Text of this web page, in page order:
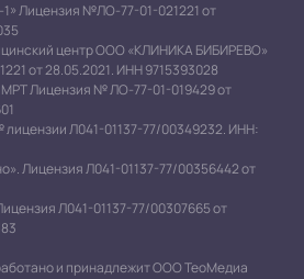
Лицензия №ЛО-77-01-021221 от
центр ООО «КЛИНИКА БИБИРЕВО»
от 28.05.2021. ИНН 9715393028
Лицензия № ЛО-77-01-019429 от
Л041-01137-77/00349232. ИНН:
Лицензия Л041-01137-77/00356442 от
Л041-01137-77/00307665 от
и принадлежит ООО ТеоМедиа